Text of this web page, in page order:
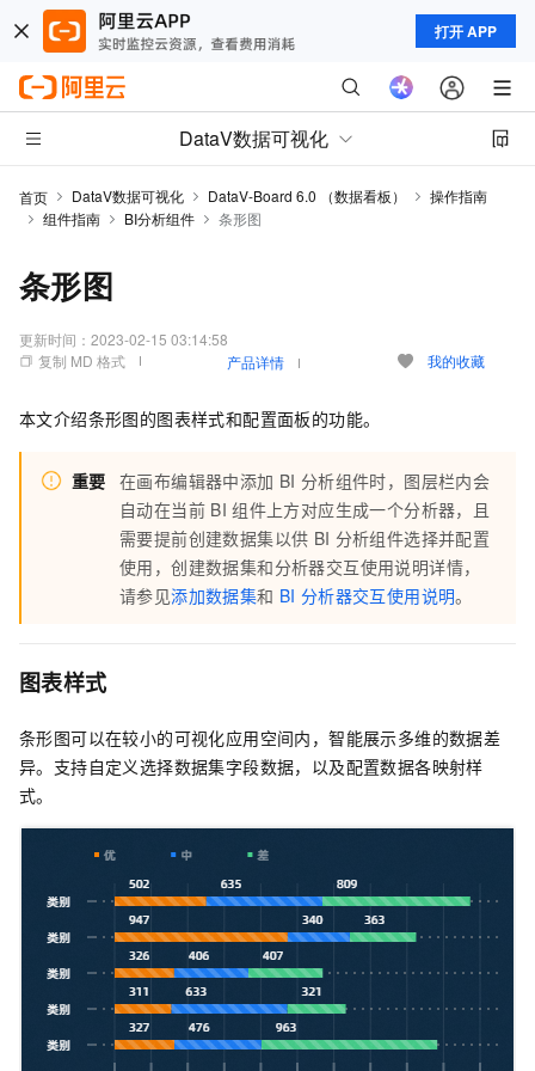
打开 APP
DataV数据可视化
首页 DataV数据可视化 DataV-Board 6.0 （数据看板）
操作指南
组件指南
BI分析组件 条形图
条形图
更新时间： 2023-02-15 03:14:58
复制 MD 格式
产品详情 我的收藏
本文介绍条形图的图表样式和配置面板的功能。
重要 在画布编辑器中添加 BI 分析组件时，图层栏内会
自动在当前 BI 组件上方对应生成一个分析器，且
需要提前创建数据集以供 BI 分析组件选择并配置
使用，创建数据集和分析器交互使用说明详情，
请参见添加数据集和 BI 分析器交互使用说明。
图表样式
条形图可以在较小的可视化应用空间内，智能展示多维的数据差
异。支持自定义选择数据集字段数据，以及配置数据各映射样
式。